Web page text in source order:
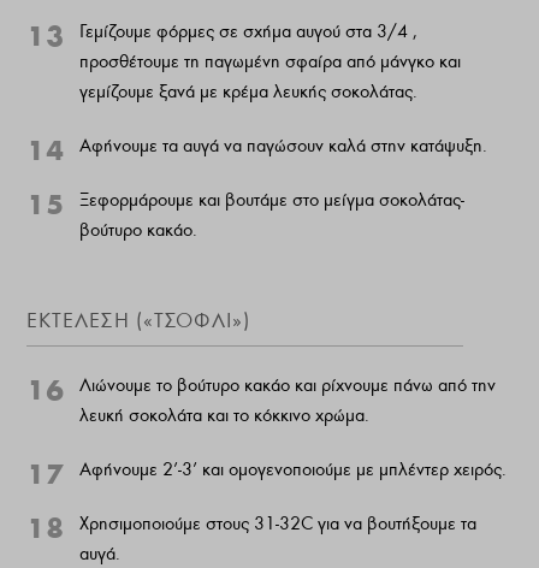
13
Γεμίζουμε φόρμες σε σχήμα αυγού στα 3/4 ,
προσθέτουμε τη παγωμένη σφαίρα από μάνγκο και
γεμίζουμε ξανά με κρέμα λευκής σοκολάτας.
14 Αφήνουμε τα αυγά να παγώσουν καλά στην κατάψυξη.
15
Ξεφορμάρουμε και βουτάμε στο μείγμα σοκολάτας-
βούτυρο κακάο.
ΕΚΤΈΛΕΣΗ («ΤΣΌΦΛΙ»)
16
Λιώνουμε το βούτυρο κακάο και ρίχνουμε πάνω από την
λευκή σοκολάτα και το κόκκινο χρώμα.
17 Αφήνουμε 2’-3’ και ομογενοποιούμε με μπλέντερ χειρός.
18 Χρησιμοποιούμε στους 31-32C για να βουτήξουμε τα
αυγά.